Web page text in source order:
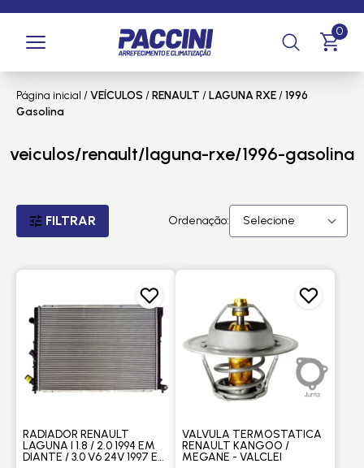
0
Página inicial /VEÍCULOS /RENAULT /LAGUNA RXE/1996
Gasolina
veiculos/renault/laguna-rxe/1996-gasolina
FILTRAR Ordenação:
RADIADOR RENAULT
LAGUNA I 1.8 / 2.0 1994 EM
DIANTE / 3.0 V6 24V 1997 EM
VALVULA TERMOSTATICA
RENAULT KANGOO /
MEGANE - VALCLEI